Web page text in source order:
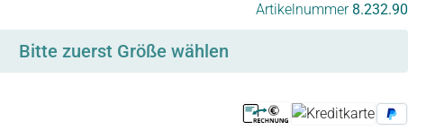
Artikelnummer 8.232.90
Bitte zuerst Größe wählen